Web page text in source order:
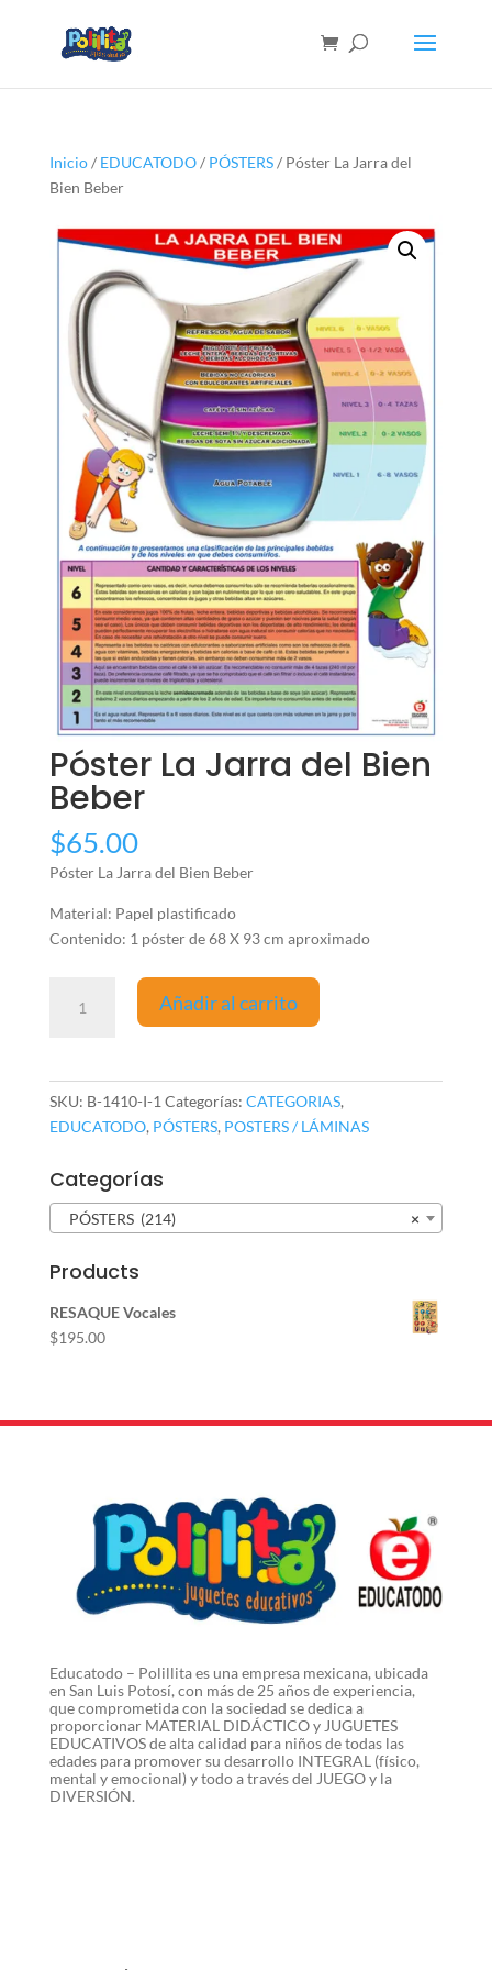
Inicio/ EDUCATODO/ PÓSTERS/ Póster La Jarra del
Bien Beber
Póster La Jarra del Bien
Beber
$65.00
Póster La Jarra del Bien Beber
Material: Papel plastificado
Contenido: 1 póster de 68 X 93 cm aproximado
Añadir al carrito
SKU: B-1410-I-1 Categorías: CATEGORIAS,
EDUCATODO, PÓSTERS, POSTERS / LÁMINAS
Categorías
×
PÓSTERS (214)
Products
RESAQUE Vocales
$195.00
Educatodo – Polillita es una empresa mexicana, ubicada
en San Luis Potosí, con más de 25 años de experiencia,
que comprometida con la sociedad se dedica a
proporcionar MATERIAL DIDÁCTICO y JUGUETES
EDUCATIVOS de alta calidad para niños de todas las
edades para promover su desarrollo INTEGRAL (físico,
mental y emocional) y todo a través del JUEGO y la
DIVERSIÓN.